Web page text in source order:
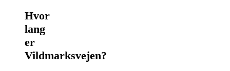
Hvor
lang
er
Vildmarksvejen?